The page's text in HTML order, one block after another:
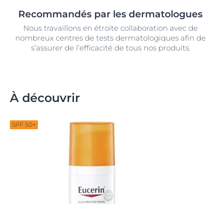
Recommandés par les dermatologues
Nous travaillons en étroite collaboration avec de
nombreux centres de tests dermatologiques afin de
s’assurer de l’efficacité de tous nos produits.
À découvrir
SPF 50+